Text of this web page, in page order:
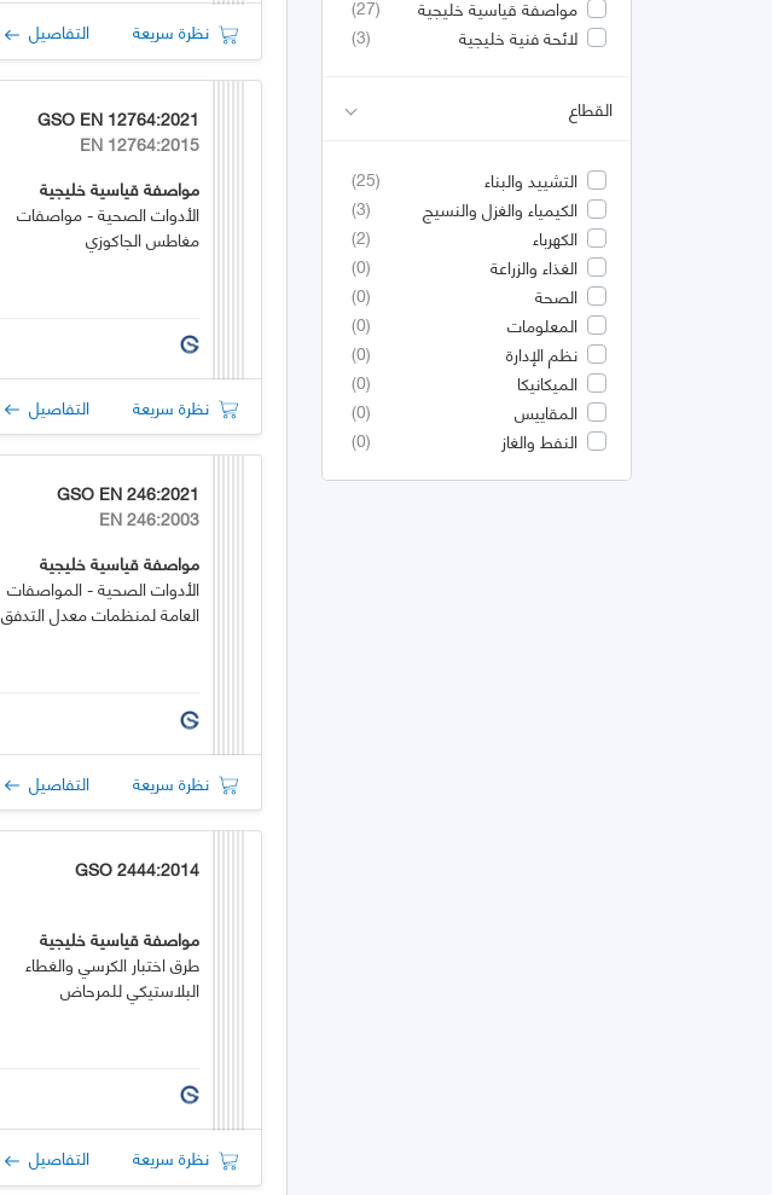
مواصفة قياسية خليجية
(27)
لائحة فنية خليجية
(3)
القطاع
التشييد والبناء
(25)
الكيمياء والغزل والنسيج
(3)
الكهرباء
(2)
الغذاء والزراعة
(0)
الصحة
(0)
المعلومات
(0)
نظم الإدارة
(0)
الميكانيكا
(0)
المقاييس
(0)
النفط والغاز
(0)
نظرة سريعة التفاصيل
GSO EN 12764:2021
EN 12764:2015
مواصفة قياسية خليجية
الأدوات الصحية - مواصفات
مغاطس الجاكوزي
نظرة سريعة التفاصيل
GSO EN 246:2021
EN 246:2003
مواصفة قياسية خليجية
الأدوات الصحية - المواصفات
العامة لمنظمات معدل التدفق
نظرة سريعة التفاصيل
GSO 2444:2014
مواصفة قياسية خليجية
طرق اختبار الكرسي والغطاء
البلاستيكي للمرحاض
نظرة سريعة التفاصيل